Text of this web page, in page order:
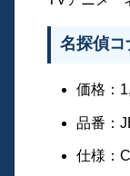
名探偵コ
価格：
品番：
仕様：